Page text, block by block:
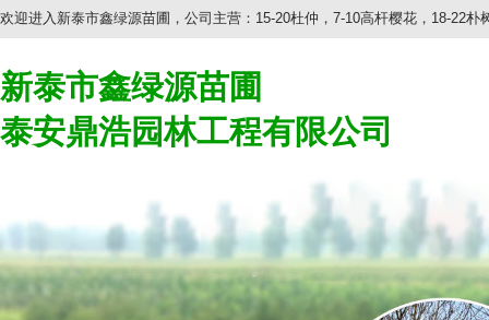
欢迎进入新泰市鑫绿源苗圃，公司主营：15-20杜仲，7-10高杆樱花，18-22
新泰市鑫绿源苗圃
泰安鼎浩园林工程有限公司